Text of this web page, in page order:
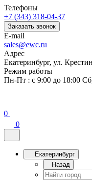
Телефоны
+7 (343) 318-04-37
Заказать звонок
E-mail
sales@ewc.ru
Адрес
Екатеринбург, ул.
Режим работы
Пн-Пт : с 9:00 до 18:00
0
0
Екатеринбург
Назад